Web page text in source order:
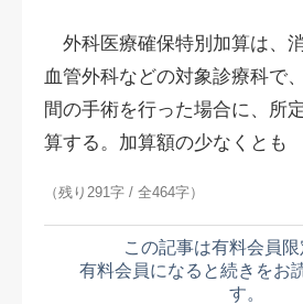
外科医療確保特別加算は、
⾎管外科などの対象診療科で
間の手術を行った場合に、所
算する。加算額の少なくとも
（残り291字 / 全464字）
この記事は有料会員限
有料会員になると続きをお
す。